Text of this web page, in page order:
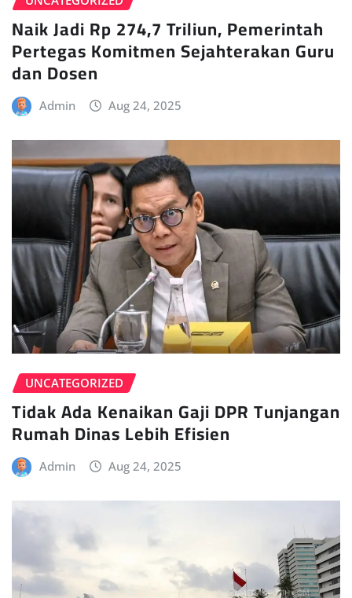
Naik Jadi Rp 274,7 Triliun, Pemerintah
Pertegas Komitmen Sejahterakan Guru
dan Dosen
Admin Aug 24, 2025
UNCATEGORIZED
Tidak Ada Kenaikan Gaji DPR Tunjangan
Rumah Dinas Lebih Efisien
Admin Aug 24, 2025